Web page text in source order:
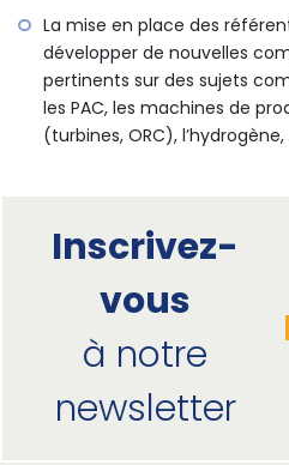
La mise en place des
développer de nouvelles
pertinents sur des sujets
les PAC, les machines de
(turbines, ORC), l’hydrogène,
Inscrivez-
vous
à notre
newsletter